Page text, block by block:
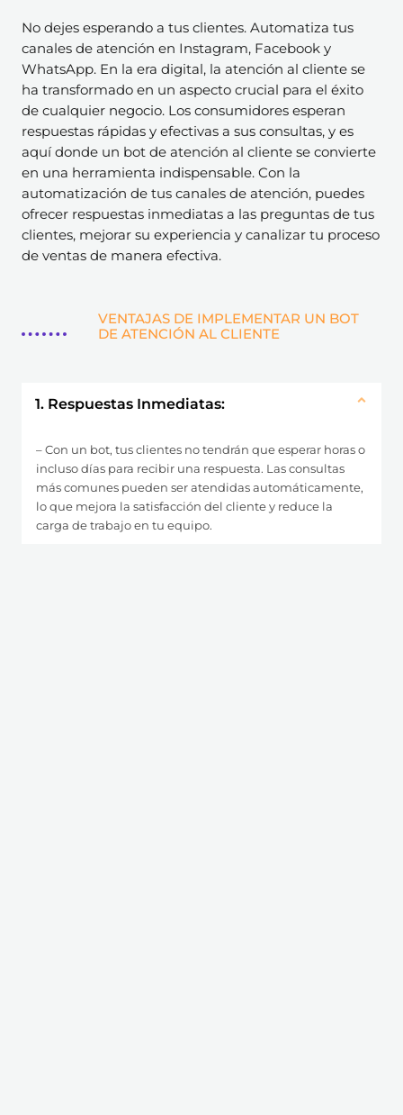
No dejes esperando a tus clientes. Automatiza tus
canales de atención en Instagram, Facebook y
WhatsApp. En la era digital, la atención al cliente se
ha transformado en un aspecto crucial para el éxito
de cualquier negocio. Los consumidores esperan
respuestas rápidas y efectivas a sus consultas, y es
aquí donde un bot de atención al cliente se convierte
en una herramienta indispensable. Con la
automatización de tus canales de atención, puedes
ofrecer respuestas inmediatas a las preguntas de tus
clientes, mejorar su experiencia y canalizar tu proceso
de ventas de manera efectiva.
VENTAJAS DE IMPLEMENTAR UN BOT
DE ATENCIÓN AL CLIENTE
1. Respuestas Inmediatas:
– Con un bot, tus clientes no tendrán que esperar horas o
incluso días para recibir una respuesta. Las consultas
más comunes pueden ser atendidas automáticamente,
lo que mejora la satisfacción del cliente y reduce la
carga de trabajo en tu equipo.